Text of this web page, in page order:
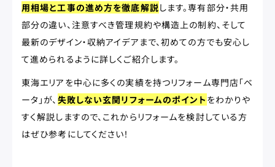
用相場と工事の進め方を徹底解説します。専有部分・共用
部分の違い、注意すべき管理規約や構造上の制約、そして
最新のデザイン・収納アイデアまで、初めての方でも安心し
て進められるように詳しくご紹介します。
東海エリアを中心に多くの実績を持つリフォーム専門店「ベ
ータ」が、 失敗しない玄関リフォームのポイント をわかりや
すく解説しますので、これからリフォームを検討している方
はぜひ参考にしてください！